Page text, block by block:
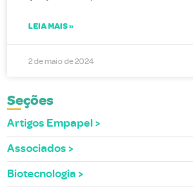
LEIA MAIS »
2 de maio de 2024
Seções
Artigos Empapel
Associados
Biotecnologia